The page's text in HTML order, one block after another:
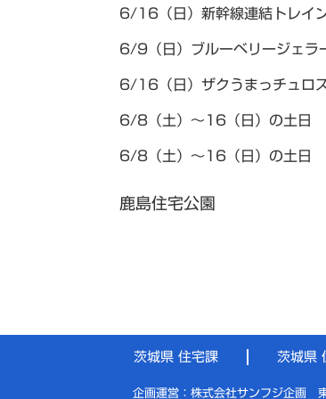
6/16（日）新幹線連結トレイン
6/9（日）ブルーベリージェラ
6/16（日）ザクうまっチュロス
6/8（土）～16（日）の土日
6/8（土）～16（日）の土日
鹿島住宅公園
茨城県 住宅課 茨城県
企画運営：株式会社サンフジ企画